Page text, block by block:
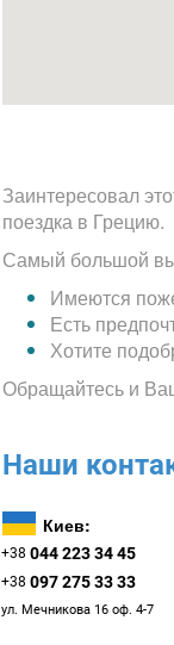
Заинтересовал
поездка в Грецию.
Самый большой
Имеются
Есть
Хотите
Обращайтесь и
Наши
Киев:
+38 044 223 34 45
+38 097 275 33 33
ул. Мечникова 16 оф. 4-7